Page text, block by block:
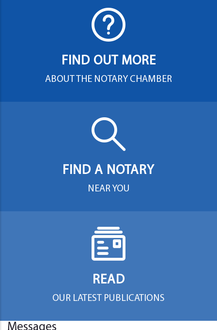
FIND OUT MORE
ABOUT THE NOTARY CHAMBER
FIND A NOTARY
NEAR YOU
READ
OUR LATEST PUBLICATIONS
Messages